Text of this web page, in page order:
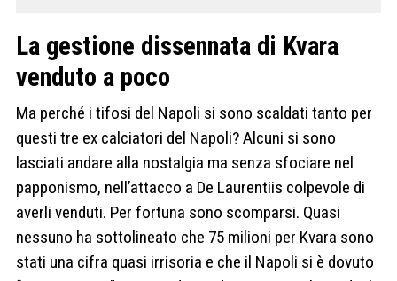
La gestione dissennata di Kvara
venduto a poco
Ma perché i tifosi del Napoli si sono scaldati tanto per
questi tre ex calciatori del Napoli? Alcuni si sono
lasciati andare alla nostalgia ma senza sfociare nel
papponismo, nell’attacco a De Laurentiis colpevole di
averli venduti. Per fortuna sono scomparsi. Quasi
nessuno ha sottolineato che 75 milioni per Kvara sono
stati una cifra quasi irrisoria e che il Napoli si è dovuto